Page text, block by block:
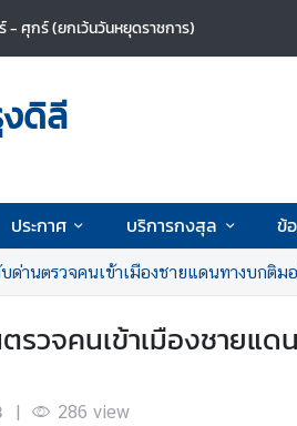
- ศุกร์ (ยกเว้นวันหยุดราชการ)
ดิลี
ประกาศ บริการกงสุล ข้
านตรวจคนเข้าเมืองชายแดนทางบกติ
วจคนเข้าเมืองชายแ
| 286 view